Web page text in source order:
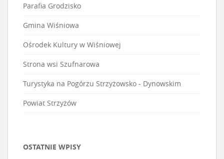
Parafia Grodzisko
Gmina Wiśniowa
Ośrodek Kultury w Wiśniowej
Strona wsi Szufnarowa
Turystyka na Pogórzu Strzyżowsko - Dynowskim
Powiat Strzyżów
OSTATNIE WPISY